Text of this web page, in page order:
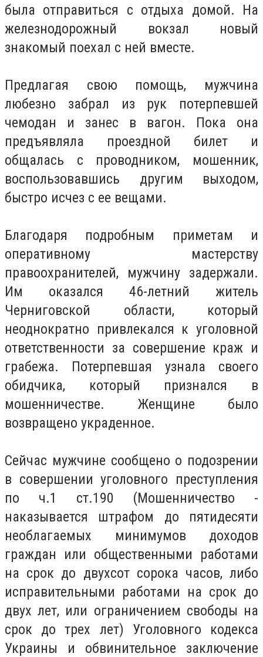
была отправиться с отдыха домой. На
железнодорожный вокзал новый
знакомый поехал с ней вместе.
Предлагая свою помощь, мужчина
любезно забрал из рук потерпевшей
чемодан и занес в вагон. Пока она
предъявляла проездной билет и
общалась с проводником, мошенник,
воспользовавшись другим выходом,
быстро исчез с ее вещами.
Благодаря подробным приметам и
оперативному мастерству
правоохранителей, мужчину задержали.
Им оказался 46-летний житель
Черниговской области, который
неоднократно привлекался к уголовной
ответственности за совершение краж и
грабежа. Потерпевшая узнала своего
обидчика, который признался в
мошенничестве. Женщине было
возвращено украденное.
Сейчас мужчине сообщено о подозрении
в совершении уголовного преступления
по ч.1 ст.190 (Мошенничество -
наказывается штрафом до пятидесяти
необлагаемых минимумов доходов
граждан или общественными работами
на срок до двухсот сорока часов, либо
исправительными работами на срок до
двух лет, или ограничением свободы на
срок до трех лет) Уголовного кодекса
Украины и обвинительное заключение